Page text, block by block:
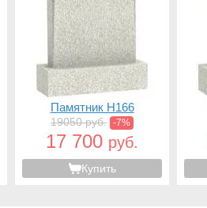
Памятник H166
19050 руб. -7%
17 700 руб.
Купить